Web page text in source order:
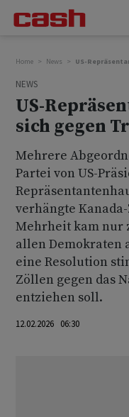
Home News US-
NEWS
US-
sich gegen
Mehrere
Partei von US-
verhängte
Mehrheit kam nur
allen Demokraten
eine Resolution
Zöllen gegen das
entziehen soll.
12.02.2026 06:30